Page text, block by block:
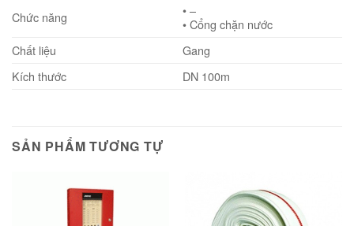
Chức năng
• –
• Cổng chặn nước
Chất liệu
Gang
Kích thước
DN 100m
SẢN PHẨM TƯƠNG TỰ